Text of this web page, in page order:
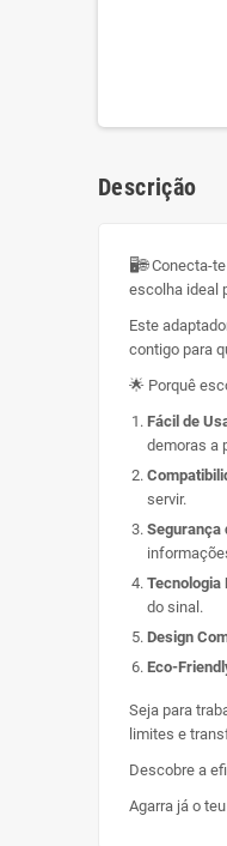
Descrição
🖥️🌐 Conecta-
escolha ideal
Este
contigo para
🌟 Porquê
Fácil de
demoras a
servir.
Segurança
Tecnologia
do sinal.
Design
Eco-
Seja para
limites e
Descobre a
Agarra já o